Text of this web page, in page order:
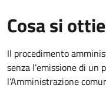
Cosa si
Il procedimento
senza l’emissione di un
l’Amministrazione